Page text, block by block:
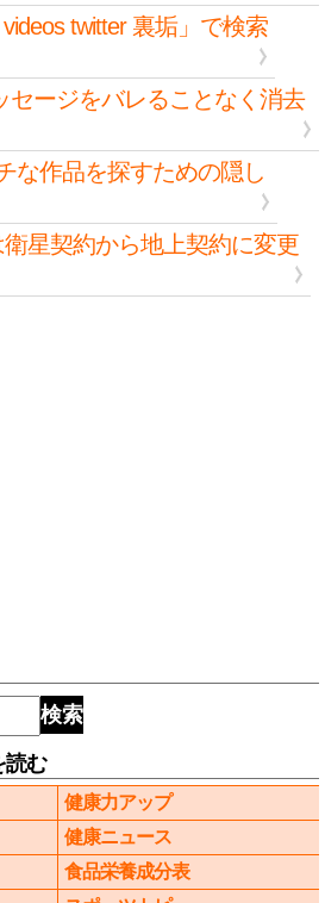
videos twitter 裏垢」で検索
セージをバレることなく消去
な作品を探すための隠し
星契約から地上契約に変更
検索
読む
健康力アップ
健康ニュース
食品栄養成分表